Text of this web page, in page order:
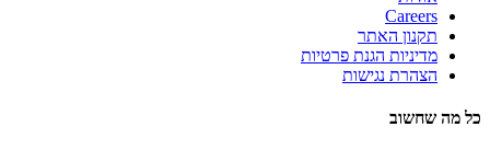
Careers
תקנון האתר
מדיניות הגנת פרטיות
הצהרת נגישות
כל מה שחשוב